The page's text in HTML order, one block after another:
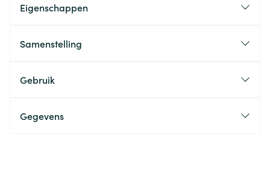
Eigenschappen
Samenstelling
Gebruik
Gegevens